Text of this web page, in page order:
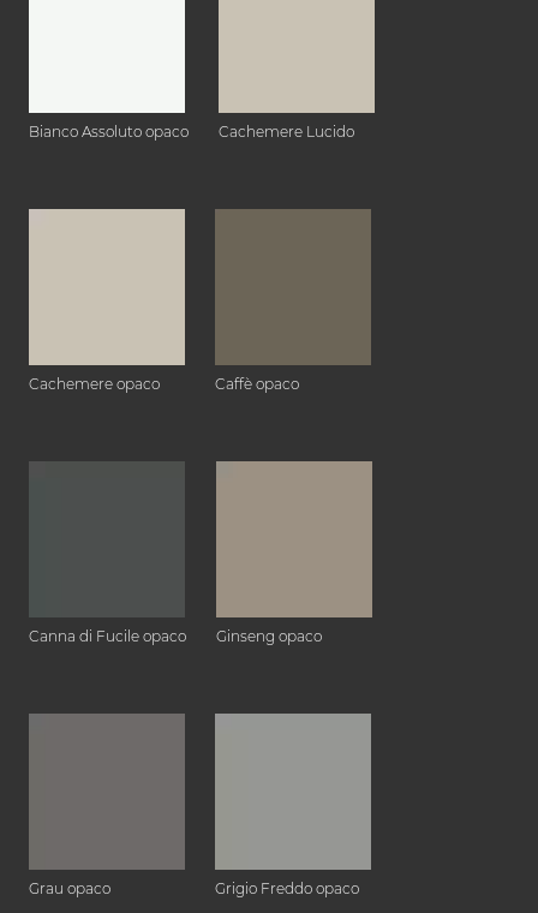
Bianco Assoluto opaco Cachemere Lucido
Cachemere opaco Caffè opaco
Canna di Fucile opaco Ginseng opaco
Grau opaco Grigio Freddo opaco